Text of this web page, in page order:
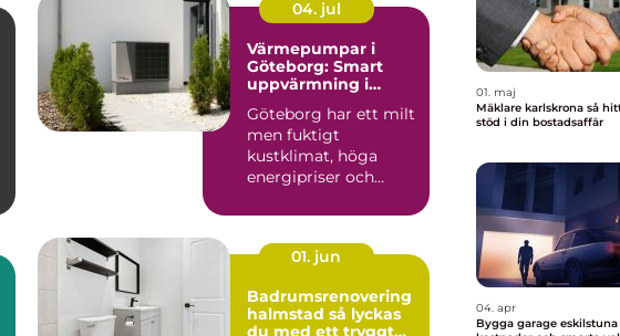
04. jul
Värmepumpar i
Göteborg: Smart
uppvärmning i
Göteborg har ett milt
men fuktigt
kustklimat, höga
energipriser och
01. jun
Badrumsrenovering
halmstad så lyckas
du med ett tryggt
01. maj
Mäklare karlskrona så hittar du rätt
stöd i din bostadsaffär
04. apr
Bygga garage eskilstuna planering,